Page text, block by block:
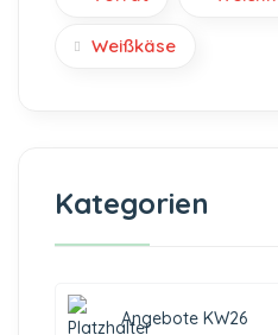
Weißkäse
Kategorien
Angebote KW26